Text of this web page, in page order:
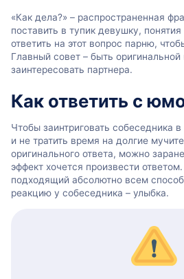
«Как дела?» – распространенная
поставить в тупик девушку,
ответить на этот вопрос парню,
Главный совет – быть оригинальной
заинтересовать партнера.
Как ответить с
Чтобы заинтриговать собеседника
и не тратить время на долгие
оригинального ответа, можно
эффект хочется произвести
подходящий абсолютно всем
реакцию у собеседника – улыбка.